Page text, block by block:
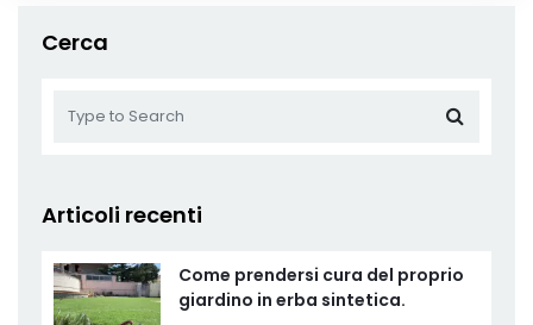
Cerca
Articoli recenti
Come prendersi cura del proprio
giardino in erba sintetica.